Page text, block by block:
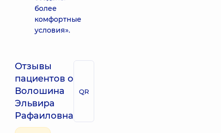
более
комфортные
условия».
Отзывы
пациентов о
Волошина
Эльвира
Рафаиловна
QR